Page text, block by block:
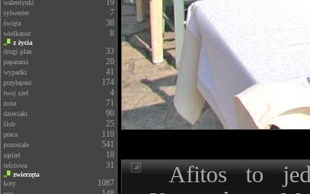
walentynki
19
sylwester 7
święta 38
wielkanoc 8
z życia
drugi plan
33
paparazzi 20
wypadki 41
przyłapani 174
twoj szef 4
żona 71
dzieciaki 90
ślub 25
praca 110
pozostałe 541
sąsiad 18
teściowa 31
zwierzęta
koty
1087
Afitos to